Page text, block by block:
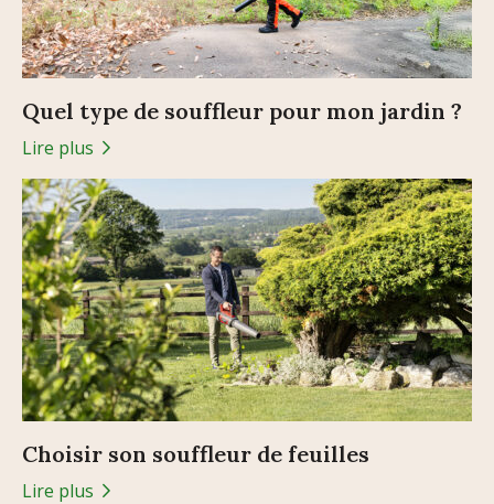
Quel type de souffleur pour mon jardin ?
Lire plus
Choisir son souffleur de feuilles
Lire plus